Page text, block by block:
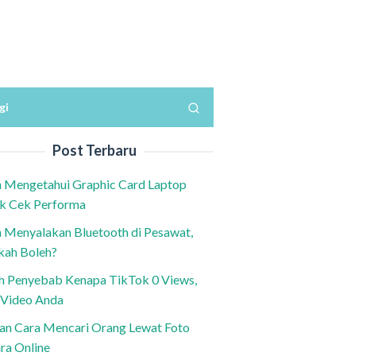
Post Terbaru
Mengetahui Graphic Card Laptop
Cek Performa
Menyalakan Bluetooth di Pesawat,
Boleh?
Penyebab Kenapa TikTok 0 Views,
Anda
Cara Mencari Orang Lewat Foto
Online